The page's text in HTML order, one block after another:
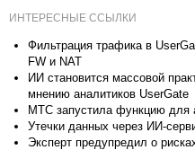
ИНТЕРЕСНЫЕ ССЫЛКИ
Фильтрация трафика в
FW и NAT
ИИ становится массовой
мнению аналитиков UserGate
МТС запустила функцию для
Утечки данных через ИИ-
Эксперт предупредил о